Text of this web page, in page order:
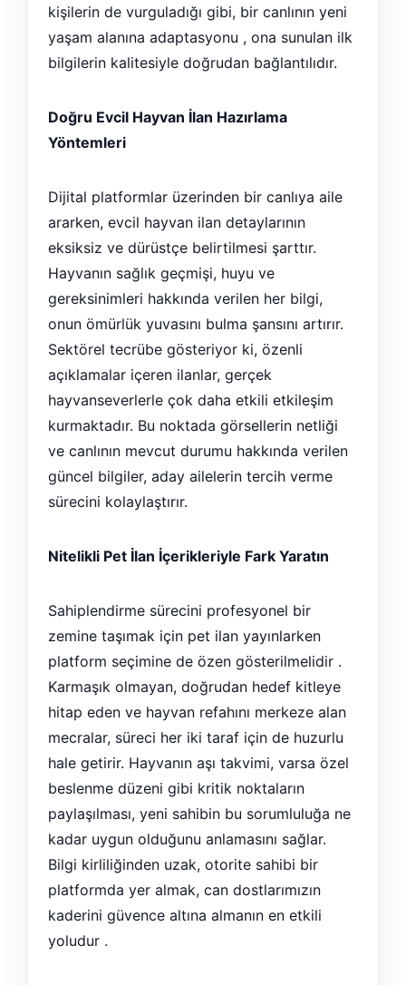
kişilerin de vurguladığı gibi, bir canlının yeni
yaşam alanına adaptasyonu , ona sunulan ilk
bilgilerin kalitesiyle doğrudan bağlantılıdır.
Doğru Evcil Hayvan İlan Hazırlama
Yöntemleri
Dijital platformlar üzerinden bir canlıya aile
ararken, evcil hayvan ilan detaylarının
eksiksiz ve dürüstçe belirtilmesi şarttır.
Hayvanın sağlık geçmişi, huyu ve
gereksinimleri hakkında verilen her bilgi,
onun ömürlük yuvasını bulma şansını artırır.
Sektörel tecrübe gösteriyor ki, özenli
açıklamalar içeren ilanlar, gerçek
hayvanseverlerle çok daha etkili etkileşim
kurmaktadır. Bu noktada görsellerin netliği
ve canlının mevcut durumu hakkında verilen
güncel bilgiler, aday ailelerin tercih verme
sürecini kolaylaştırır.
Nitelikli Pet İlan İçerikleriyle Fark Yaratın
Sahiplendirme sürecini profesyonel bir
zemine taşımak için pet ilan yayınlarken
platform seçimine de özen gösterilmelidir .
Karmaşık olmayan, doğrudan hedef kitleye
hitap eden ve hayvan refahını merkeze alan
mecralar, süreci her iki taraf için de huzurlu
hale getirir. Hayvanın aşı takvimi, varsa özel
beslenme düzeni gibi kritik noktaların
paylaşılması, yeni sahibin bu sorumluluğa ne
kadar uygun olduğunu anlamasını sağlar.
Bilgi kirliliğinden uzak, otorite sahibi bir
platformda yer almak, can dostlarımızın
kaderini güvence altına almanın en etkili
yoludur .